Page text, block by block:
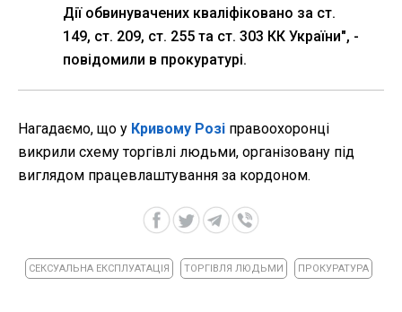
Дії обвинувачених кваліфіковано за ст.
149, ст. 209, ст. 255 та ст. 303 КК України", -
повідомили в прокуратурі.
Нагадаємо, що у Кривому Розі правоохоронці
викрили схему торгівлі людьми, організовану під
виглядом працевлаштування за кордоном.
СЕКСУАЛЬНА ЕКСПЛУАТАЦІЯ ТОРГІВЛЯ ЛЮДЬМИ ПРОКУРАТУРА